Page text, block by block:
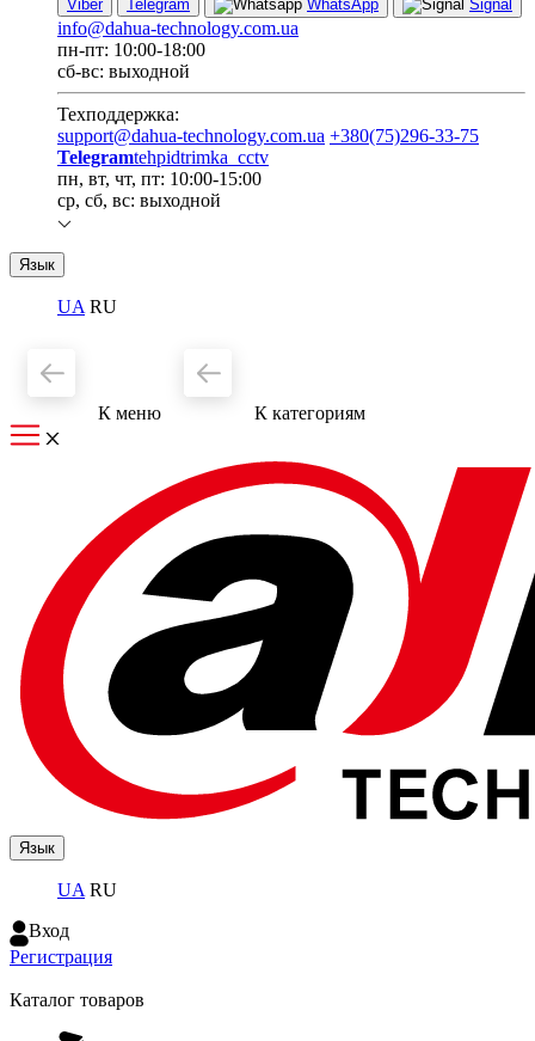
Viber Telegram WhatsApp Signal
info@dahua-technology.com.ua
пн-пт: 10:00-18:00
сб-вс: выходной
Техподдержка:
support@dahua-technology.com.ua +380(75)296-33-75
Telegramtehpidtrimka_cctv
пн, вт, чт, пт: 10:00-15:00
ср, сб, вс: выходной
Язык
UA RU
К меню К категориям
Язык
UA RU
Вход
Регистрация
Каталог товаров